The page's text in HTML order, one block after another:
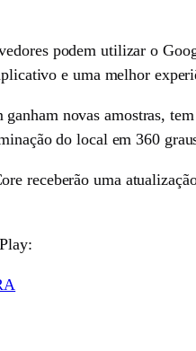
podem utilizar o
e uma melhor
ganham novas amostras,
do local em 360
receberão uma